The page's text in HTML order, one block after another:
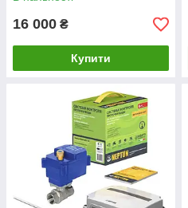
16 000 ₴
Купити